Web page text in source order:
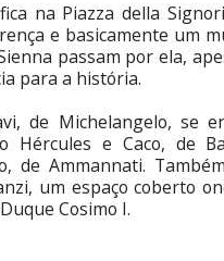
na Piazza della
e basicamente um
passam por ela,
para a história.
de Michelangelo, se
Hércules e Caco, de
de Ammannati.
um espaço coberto
Cosimo I.